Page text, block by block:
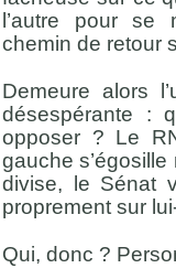
l’autre pour se
chemin de retour
Demeure alors
désespérante :
opposer ? Le
gauche
divise, le Sénat
proprement sur
Qui, donc ?